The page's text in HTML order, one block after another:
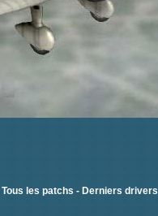
Tous les patchs - Derniers drivers